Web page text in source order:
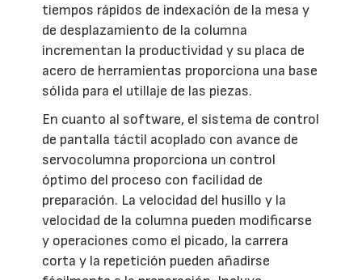
tiempos rápidos de indexación de la mesa y
de desplazamiento de la columna
incrementan la productividad y su placa de
acero de herramientas proporciona una base
sólida para el utillaje de las piezas.
En cuanto al software, el sistema de control
de pantalla táctil acoplado con avance de
servocolumna proporciona un control
óptimo del proceso con facilidad de
preparación. La velocidad del husillo y la
velocidad de la columna pueden modificarse
y operaciones como el picado, la carrera
corta y la repetición pueden añadirse